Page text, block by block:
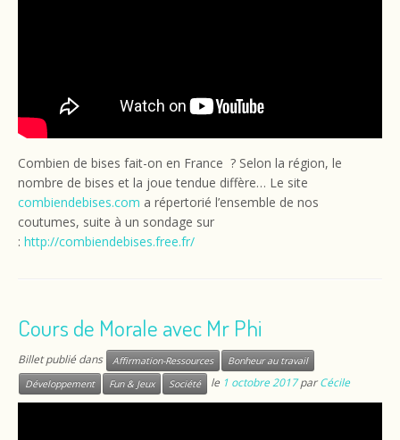
Combien de bises fait-on en France ? Selon la région, le
nombre de bises et la joue tendue diffère… Le site
combiendebises.com a répertorié l’ensemble de nos
coutumes, suite à un sondage sur
: http://combiendebises.free.fr/
Cours de Morale avec Mr Phi
Billet publié dans Affirmation-Ressources
Bonheur au travail
Développement
Fun & Jeux Société le 1 octobre 2017 parCécile